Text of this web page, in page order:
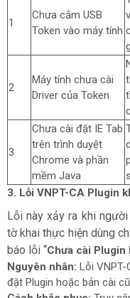
1
Chưa cắm USB
Token vào máy tính
2
Máy tính chưa cài
Driver của Token
3
Chưa cài đặt IE Tab
trên trình duyệt
Chrome và phần
mềm Java
3. Lỗi VNPT-CA Plugin
Lỗi này xảy ra khi
tờ khai thực hiện dùng
báo lỗi “Chưa cài Plugin
Nguyên nhân: Lỗi
đặt Plugin hoặc bản cài